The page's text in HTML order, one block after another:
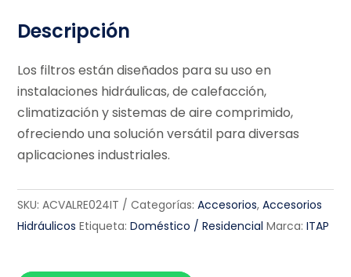
Descripción
Los filtros están diseñados para su uso en
instalaciones hidráulicas, de calefacción,
climatización y sistemas de aire comprimido,
ofreciendo una solución versátil para diversas
aplicaciones industriales.
SKU: ACVALRE024IT Categorías: Accesorios,Accesorios
Hidráulicos Etiqueta: Doméstico / Residencial Marca: ITAP